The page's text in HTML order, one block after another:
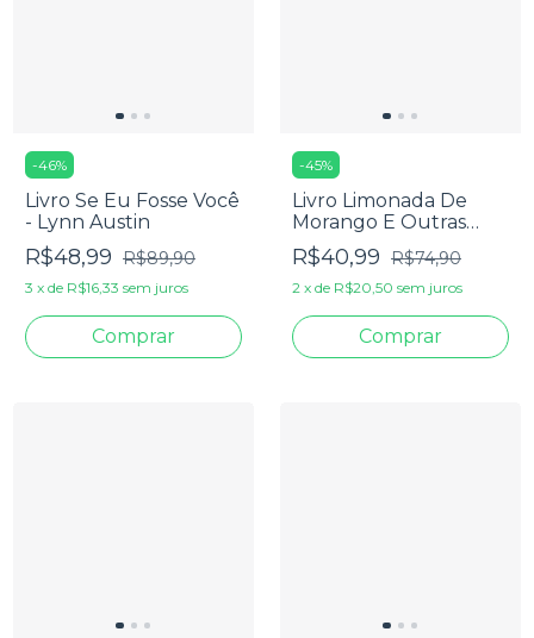
-46%
Livro Se Eu Fosse Você
- Lynn Austin
R$48,99 R$89,90
3 x de R$16,33 sem juros
-45%
Livro Limonada De
Morango E Outras
Coisas Agridoces -
Isabela Freixo
R$40,99 R$74,90
2 x de R$20,50 sem juros